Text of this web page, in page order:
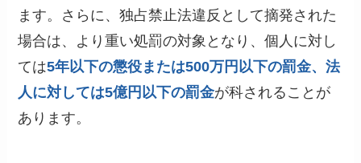
ます。さらに、独占禁止法違反として摘発された
場合は、より重い処罰の対象となり、個人に対し
ては5年以下の懲役または500万円以下の罰金、法
人に対しては5億円以下の罰金が科されることが
あります。